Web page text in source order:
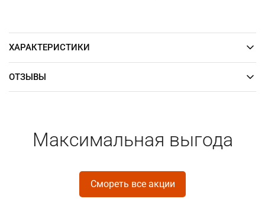
ХАРАКТЕРИСТИКИ
ОТЗЫВЫ
Максимальная выгода
Смореть все акции